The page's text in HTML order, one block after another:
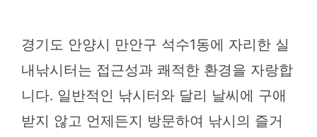
경기도 안양시 만안구 석수1동에 자리한 실
내낚시터는 접근성과 쾌적한 환경을 자랑합
니다. 일반적인 낚시터와 달리 날씨에 구애
받지 않고 언제든지 방문하여 낚시의 즐거